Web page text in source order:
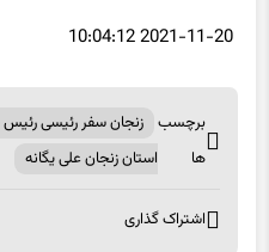
2021-11-20 10:04:12
برچسب
ها
زنجان سفر رئیسی رئیس
استان زنجان علی یگانه
اشتراک گذاری